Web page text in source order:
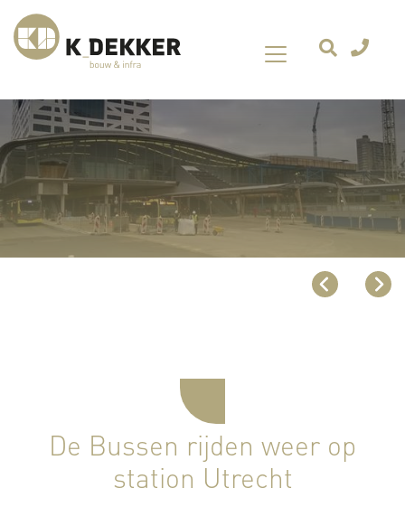
De Bussen rijden weer op
station Utrecht